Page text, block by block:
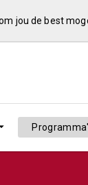
jou de best